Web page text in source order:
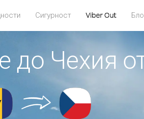
Сигурност Viber Out
до Чехия